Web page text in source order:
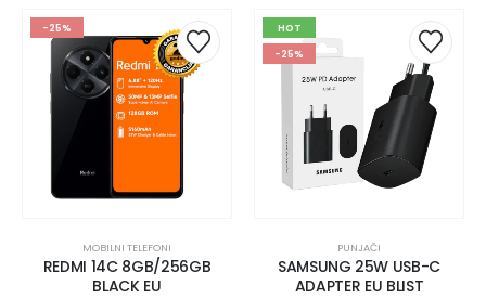
-25%
MOBILNI TELEFONI
REDMI 14C 8GB/256GB
BLACK EU
HOT
-25%
PUNJAČI
SAMSUNG 25W USB-C
ADAPTER EU BLIST